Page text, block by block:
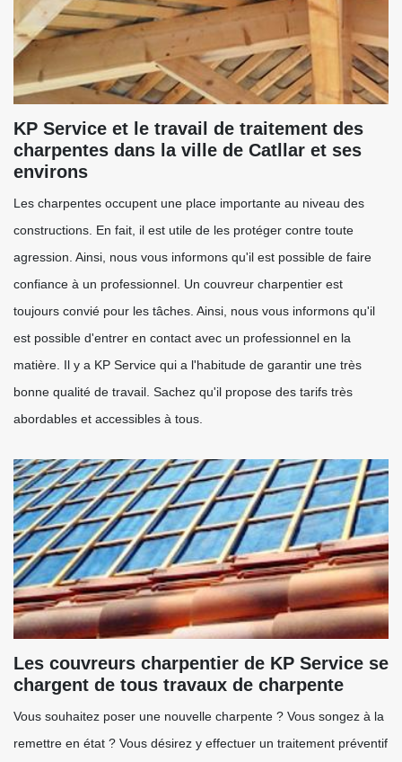
KP Service et le travail de traitement des
charpentes dans la ville de Catllar et ses
environs
Les charpentes occupent une place importante au niveau des
constructions. En fait, il est utile de les protéger contre toute
agression. Ainsi, nous vous informons qu'il est possible de faire
confiance à un professionnel. Un couvreur charpentier est
toujours convié pour les tâches. Ainsi, nous vous informons qu'il
est possible d'entrer en contact avec un professionnel en la
matière. Il y a KP Service qui a l'habitude de garantir une très
bonne qualité de travail. Sachez qu'il propose des tarifs très
abordables et accessibles à tous.
Les couvreurs charpentier de KP Service se
chargent de tous travaux de charpente
Vous souhaitez poser une nouvelle charpente ? Vous songez à la
remettre en état ? Vous désirez y effectuer un traitement préventif